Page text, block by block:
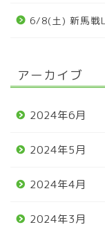
6/8(土) 新馬戦
アーカイブ
2024年6月
2024年5月
2024年4月
2024年3月